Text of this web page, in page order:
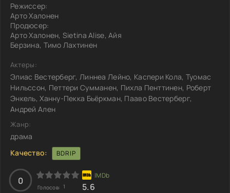
Режиссер:
Арто Халонен
Продюсер:
Арто Халонен, Sietina Alise, Айя
Берзина, Тимо Лахтинен
Актеры:
Элиас Вестерберг, Линнеа Лейно, Каспери Кола, Туомас
Нильссон, Петтери Сумманен, Пихла Пенттинен, Роберт
Энкель, Ханну-Пекка Бьёркман, Пааво Вестерберг,
Андрей Ален
Жанр:
драма
Качество:
BDRIP
0
Голосов: 1 5.6